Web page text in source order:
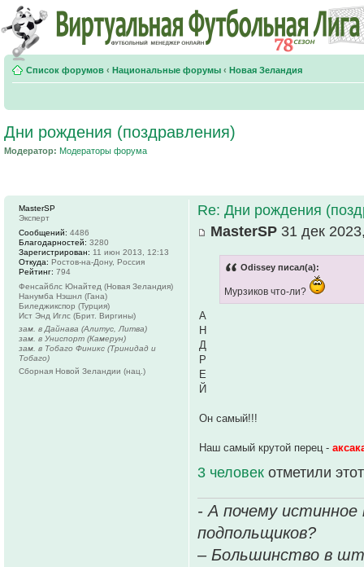
Список форумов ‹ Национальные форумы ‹ Новая Зеландия
Дни рождения (поздравления)
Модератор: Модераторы форума
Re: Дни рождения
MasterSP 31 дек
Odissey писал(а):
Мурзиков что-ли?
А
Н
Д
Р
Е
Й
Он самый!!!
Наш самый крутой перец -
3 человек отметили
- А почему
подпольщиков?
– Большинство в
MasterSP
Эксперт
Сообщений: 4486
Благодарностей: 3280
Зарегистрирован: 11 июн 2013, 12:13
Откуда: Ростов-на-Дону, Россия
Рейтинг: 794
Фенсайблс Юнайтед (Новая Зеландия)
Нанумба Нэшнл (Гана)
Биледжикспор (Турция)
Ист Энд Иглс (Брит. Виргины)
зам. в Дайнава (Алитус, Литва)
зам. в Униспорт (Камерун)
зам. в Тобаго Финикс (Тринидад и
Тобаго)
Сборная Новой Зеландии (нац.)